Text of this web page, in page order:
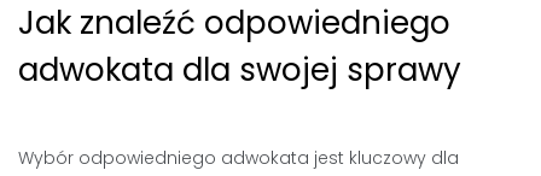
Jak znaleźć odpowiedniego
adwokata dla swojej sprawy
Wybór odpowiedniego adwokata jest kluczowy dla